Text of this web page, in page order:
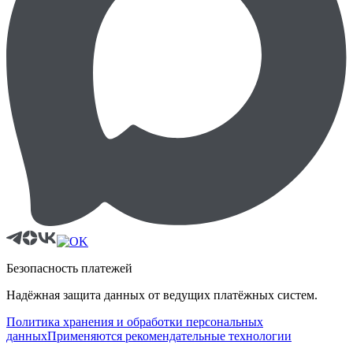
Безопасность платежей
Надёжная защита данных от ведущих платёжных систем.
Политика хранения и обработки персональных
данныхПрименяются рекомендательные технологии